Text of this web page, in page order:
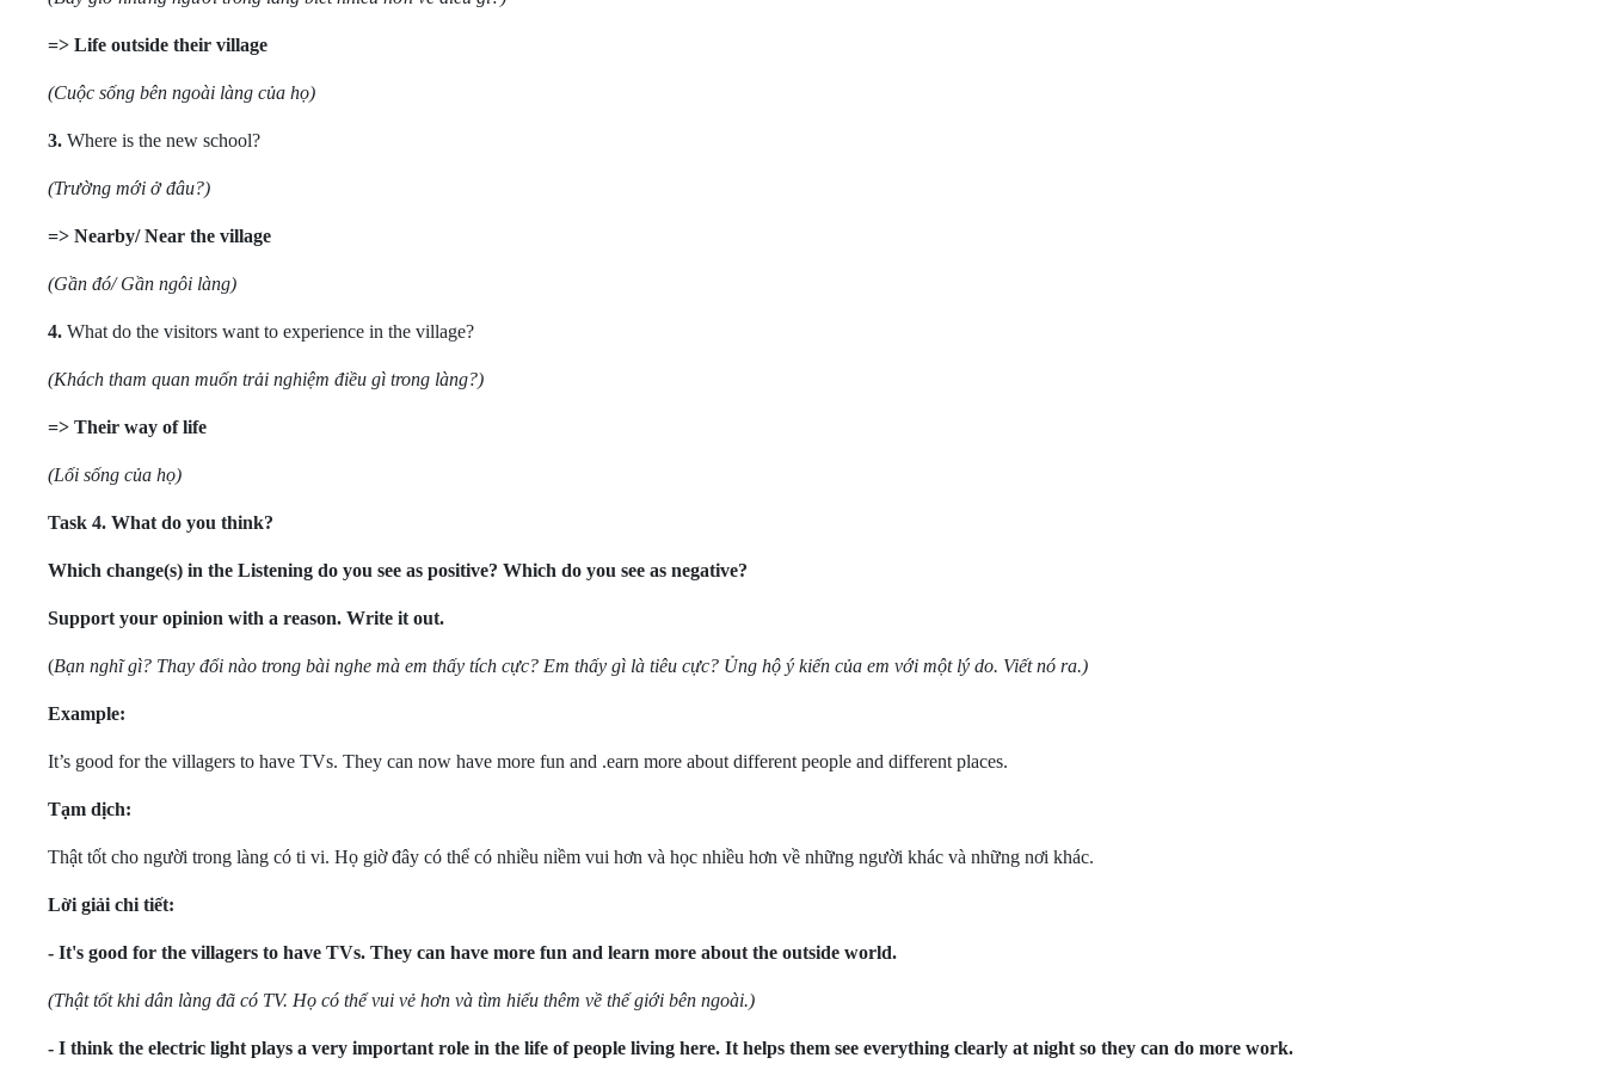
=> Life outside their village
(Cuộc sống bên ngoài làng của họ)
3. Where is the new school?
(Trường mới ở đâu?)
=> Nearby/ Near the village
(Gần đó/ Gần ngôi làng)
4. What do the visitors want to experience in the village?
(Khách tham quan muốn trải nghiệm điều gì trong làng?)
=> Their way of life
(Lối sống của họ)
Task 4.What do you think?
Which change(s) in the Listening do you see as positive? Which do you see as negative?
Support your opinion with a reason. Write it out.
(Bạn nghĩ gì? Thay đổi nào trong bài nghe mà em thấy tích cực? Em thấy gì là tiêu cực? Ủng hộ ý kiến của em với một lý do. Viết nó ra.)
Example:
It’s good for the villagers to have TVs. They can now have more fun and .earn more about different people and different places.
Tạm dịch:
Thật tốt cho người trong làng có ti vi. Họ giờ đây có thể có nhiều niềm vui hơn và học nhiều hơn về những người khác và những nơi khác.
Lời giải chi tiết:
- It's good for the villagers to have TVs. They can have more fun and learn more about the outside world.
(Thật tốt khi dân làng đã có TV. Họ có thể vui vẻ hơn và tìm hiểu thêm về thế giới bên ngoài.)
- I think the electric light plays a very important role in the life of people living here. It helps them see everything clearly at night so they can do more work.